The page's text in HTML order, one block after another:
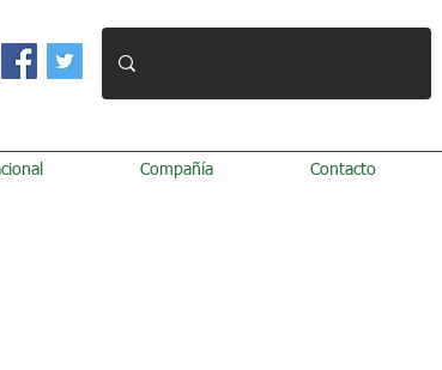
Compañía Contacto